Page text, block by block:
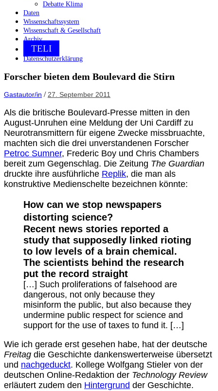
Debatte Klima
Daten
Wissenschaftssystem
Wissenschaft & Gesellschaft
Archiv
TELI
Datenschutzerklärung
Forscher bieten dem Boulevard die Stirn
Gastautor/in /27. September 2011
Als die britische Boulevard-Presse mitten in den
August-Unruhen eine Meldung der Uni Cardiff zu
Neurotransmittern für eigene Zwecke missbruachte,
machten sich die drei unverstandenen Forscher
Petroc Sumner, Frederic Boy und Chris Chambers
bereit zum Gegenschlag. Die Zeitung The Guardian
druckte ihre ausführliche Replik, die man als
konstruktive Medienschelte bezeichnen könnte:
How can we stop newspapers
distorting science?
Recent news stories reported a
study that supposedly linked rioting
to low levels of a brain chemical.
The scientists behind the research
put the record straight
[…] Such proliferations of falsehood are
dangerous, not only because they
misinform the public, but also because they
undermine public respect for science and
support for the use of taxes to fund it. […]
Wie ich gerade erst gesehen habe, hat der deutsche
Freitag die Geschichte dankenswerterweise übersetzt
und nachgeduckt. Kollege Wolfgang Stieler von der
deutschen Online-Redaktion der Technology Review
erläutert zudem den Hintergrund der Geschichte.